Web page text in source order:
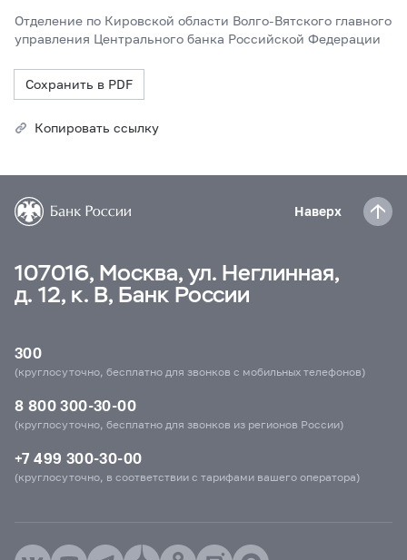
Отделение по Кировской области Волго-Вятского главного
управления Центрального банка Российской Федерации
Сохранить в PDF
Копировать ссылку
Наверх
107016, Москва, ул. Неглинная,
д. 12, к. В, Банк России
300
(круглосуточно, бесплатно для звонков с мобильных телефонов)
8 800 300-30-00
(круглосуточно, бесплатно для звонков из регионов России)
+7 499 300-30-00
(круглосуточно, в соответствии с тарифами вашего оператора)